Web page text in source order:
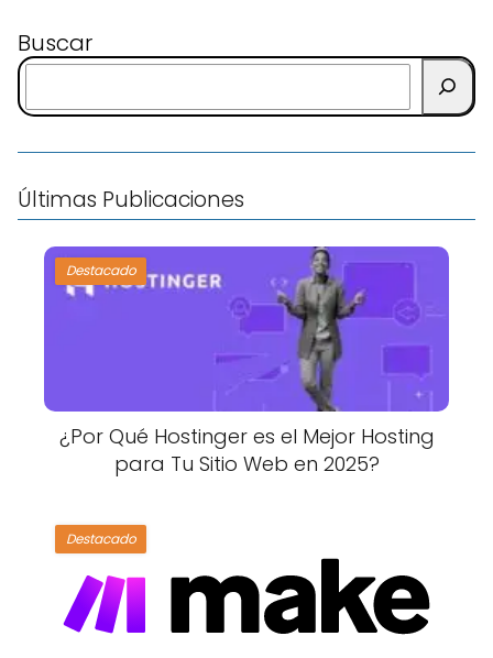
Buscar
Últimas Publicaciones
Destacado
¿Por Qué Hostinger es el Mejor Hosting
para Tu Sitio Web en 2025?
Destacado